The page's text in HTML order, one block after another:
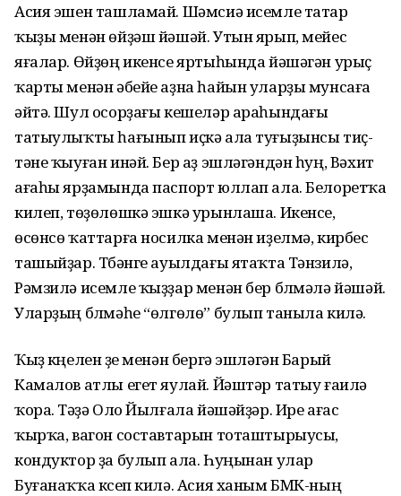
Асия эшен ташламай. Шәмсиә исемле татар
ҡыҙы менән өйҙәш йәшәй. Утын ярып, мейес
яғалар. Өйҙөң икенсе яртыһында йәшәгән урыҫ
ҡарты менән әбейе аҙна һайын уларҙы мунсаға
әйтә. Шул осорҙағы кешеләр араһындағы
татыулыҡты һағынып иҫкә ала туғыҙынсы тиҫ­
тәне ҡыуған инәй. Бер аҙ эшлә­гән­дән һуң, Вәхит
ағаһы ярҙа­мында паспорт юллап ала. Бе­лоретҡа
килеп, төҙөлөшкә эшкә урынлаша. Икенсе,
өсөнсө ҡат­тарға носилка менән иҙелмә, кирбес
ташыйҙар. Түбәнге ауылдағы ятаҡта Тәнзилә,
Рәмзилә исемле ҡыҙҙар менән бер бүлмәлә йәшәй.
Уларҙың бүлмәһе “өлгөлө” булып таныла килә.
Ҡыҙ күңелен үҙе менән бергә эшләгән Барый
Камалов атлы егет яулай. Йәштәр татыу ғаилә
ҡора. Тәүҙә Оло Йылғала йәшәйҙәр. Ире ағас
ҡырҡа, вагон составтарын тоташтырыусы,
кондуктор ҙа булып ала. Һуңынан улар
Буғанаҡҡа күсеп килә. Асия ханым БМК-ның